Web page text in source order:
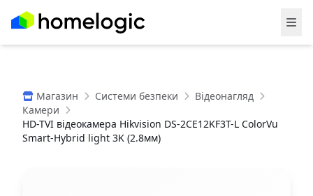
Магазин Системи безпеки
Відеонагляд
Камери
HD-TVI відеокамера Hikvision DS-2CE12KF3T-L ColorVu
Smart-Hybrid light 3K (2.8мм)